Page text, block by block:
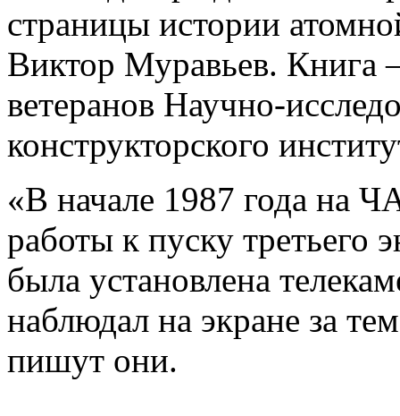
страницы истории
Виктор Муравьев. Книга
ветеранов Научно-
конструкторского
«В начале 1987 года на
работы к пуску третьего
была установлена
наблюдал на экране за
пишут они.